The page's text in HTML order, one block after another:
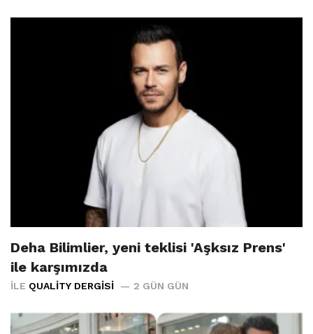
Deha Bilimlier, yeni teklisi 'Aşksız Prens'
ile karşımızda
İLE QUALITY DERGISI 2 GÜN GÜN